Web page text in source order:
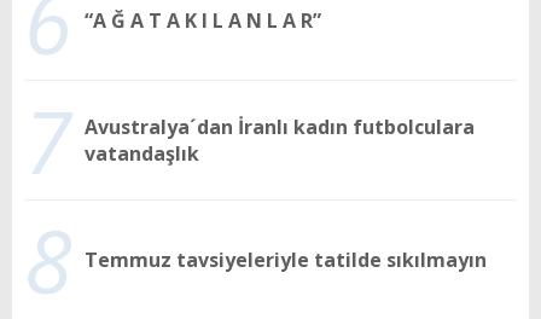
“A Ğ A T A K I L A N L A R”
7 Avustralya´dan İranlı kadın futbolculara
vatandaşlık
8 Temmuz tavsiyeleriyle tatilde sıkılmayın